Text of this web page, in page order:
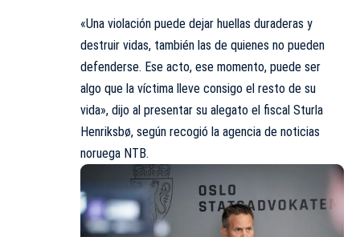
«Una violación puede dejar huellas duraderas y
destruir vidas, también las de quienes no pueden
defenderse. Ese acto, ese momento, puede ser
algo que la víctima lleve consigo el resto de su
vida», dijo al presentar su alegato el fiscal Sturla
Henriksbø, según recogió la agencia de noticias
noruega NTB.